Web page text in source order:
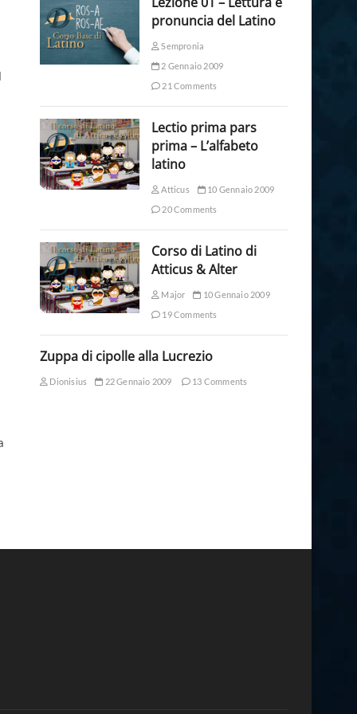
pronuncia del Latino
Sempronia
2 Gennaio 2009
21 Comments
Lectio prima pars
prima – L’alfabeto
latino
Atticus
10 Gennaio 2009
20 Comments
Corso di Latino di
Atticus & Alter
Major
10 Gennaio 2009
19 Comments
Zuppa di cipolle alla Lucrezio
Dionisius 22 Gennaio 2009 13 Comments